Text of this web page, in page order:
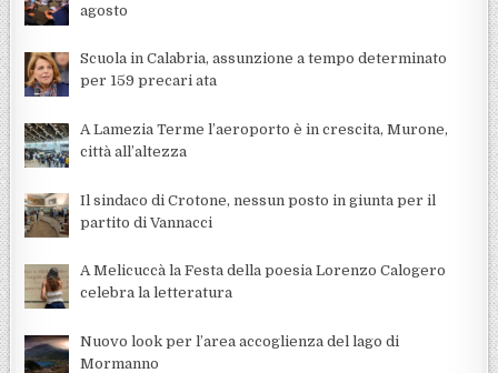
agosto
Scuola in Calabria, assunzione a tempo determinato
per 159 precari ata
A Lamezia Terme l’aeroporto è in crescita, Murone,
città all’altezza
Il sindaco di Crotone, nessun posto in giunta per il
partito di Vannacci
A Melicuccà la Festa della poesia Lorenzo Calogero
celebra la letteratura
Nuovo look per l’area accoglienza del lago di
Mormanno